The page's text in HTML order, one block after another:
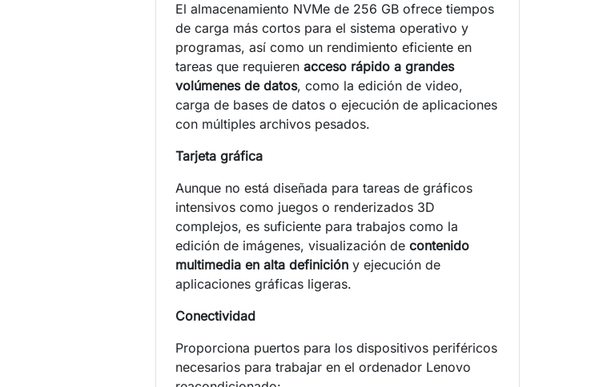
El almacenamiento NVMe de 256 GB ofrece tiempos
de carga más cortos para el sistema operativo y
programas, así como un rendimiento eficiente en
tareas que requierenacceso rápido a grandes
volúmenes de datos, como la edición de video,
carga de bases de datos o ejecución de aplicaciones
con múltiples archivos pesados.
Tarjeta gráfica
Aunque no está diseñada para tareas de gráficos
intensivos como juegos o renderizados 3D
complejos, es suficiente para trabajos como la
edición de imágenes, visualización decontenido
multimedia en alta definición y ejecución de
aplicaciones gráficas ligeras.
Conectividad
Proporciona puertos para los dispositivos periféricos
necesarios para trabajar en el ordenador Lenovo